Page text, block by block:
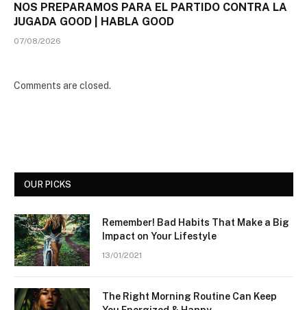
NOS PREPARAMOS PARA EL PARTIDO CONTRA LA
JUGADA GOOD | HABLA GOOD
07/08/2026
Comments are closed.
OUR PICKS
Remember! Bad Habits That Make a Big
Impact on Your Lifestyle
13/01/2021
The Right Morning Routine Can Keep